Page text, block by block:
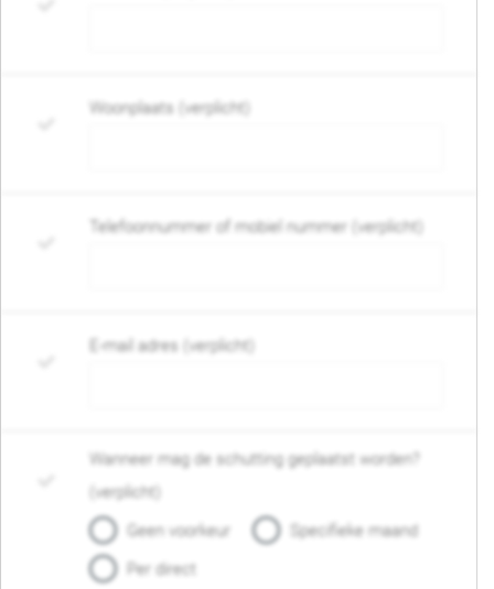
Woonplaats (verplicht)
Telefoonnummer of mobiel nummer (verplicht)
E-mail adres (verplicht)
Wanneer mag de schutting geplaatst worden?
(verplicht)
Geen voorkeur
Specifieke maand
Per direct